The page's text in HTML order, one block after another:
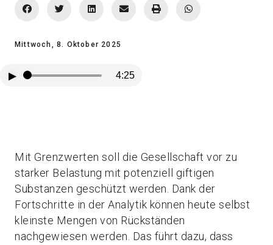
Mittwoch, 8. Oktober 2025
▶ 4:25
Mit Grenzwerten soll die Gesellschaft vor zu
starker Belastung mit potenziell giftigen
Substanzen geschützt werden. Dank der
Fortschritte in der Analytik können heute selbst
kleinste Mengen von Rückständen
nachgewiesen werden. Das führt dazu, dass